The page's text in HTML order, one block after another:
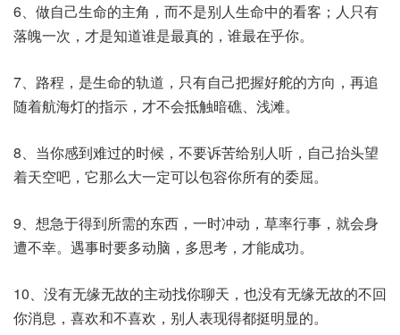
6、做自己生命的主角，而不是别人生命中的看客；人只有
落魄一次，才是知道谁是最真的，谁最在乎你。
7、路程，是生命的轨道，只有自己把握好舵的方向，再追
随着航海灯的指示，才不会抵触暗礁、浅滩。
8、当你感到难过的时候，不要诉苦给别人听，自己抬头望
着天空吧，它那么大一定可以包容你所有的委屈。
9、想急于得到所需的东西，一时冲动，草率行事，就会身
遭不幸。遇事时要多动脑，多思考，才能成功。
10、没有无缘无故的主动找你聊天，也没有无缘无故的不回
你消息，喜欢和不喜欢，别人表现得都挺明显的。